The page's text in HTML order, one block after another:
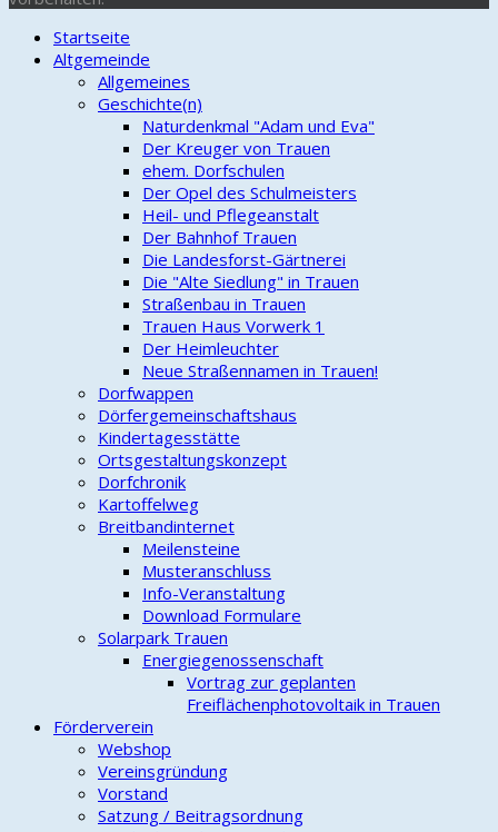
Startseite
Altgemeinde
Allgemeines
Geschichte(n)
Naturdenkmal "Adam und Eva"
Der Kreuger von Trauen
ehem. Dorfschulen
Der Opel des Schulmeisters
Heil- und Pflegeanstalt
Der Bahnhof Trauen
Die Landesforst-Gärtnerei
Die "Alte Siedlung" in Trauen
Straßenbau in Trauen
Trauen Haus Vorwerk 1
Der Heimleuchter
Neue Straßennamen in Trauen!
Dorfwappen
Dörfergemeinschaftshaus
Kindertagesstätte
Ortsgestaltungskonzept
Dorfchronik
Kartoffelweg
Breitbandinternet
Meilensteine
Musteranschluss
Info-Veranstaltung
Download Formulare
Solarpark Trauen
Energiegenossenschaft
Vortrag zur geplanten
Freiflächenphotovoltaik in Trauen
Förderverein
Webshop
Vereinsgründung
Vorstand
Satzung / Beitragsordnung